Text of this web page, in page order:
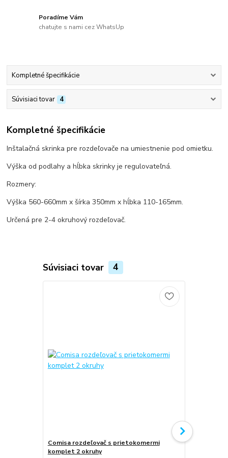
Poradíme Vám
chatujte s nami cez WhatsUp
Kompletné špecifikácie
Súvisiaci tovar 4
Kompletné špecifikácie
Inštalačná skrinka pre rozdeľovače na umiestnenie pod omietku.
Výška od podlahy a hĺbka skrinky je regulovateľná.
Rozmery:
Výška 560-660mm x šírka 350mm x hĺbka 110-165mm.
Určená pre 2-4 okruhový rozdeľovač.
Súvisiaci tovar 4
Comisa rozdeľovač s prietokomermi
komplet 2 okruhy